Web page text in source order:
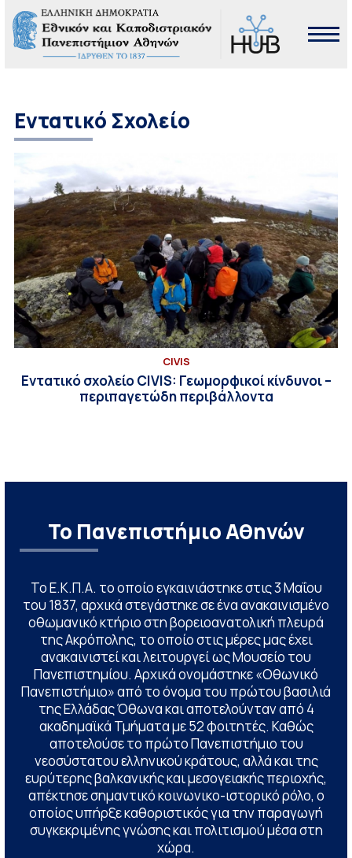
Εντατικό Σχολείο
CIVIS
Εντατικό σχολείο CIVIS: Γεωμορφικοί κίνδυνοι –
περιπαγετώδη περιβάλλοντα
Το Πανεπιστήμιο Αθηνών
Το Ε.Κ.Π.Α. το οποίο εγκαινιάστηκε στις 3 Μαΐου
του 1837, αρχικά στεγάστηκε σε ένα ανακαινισμένο
οθωμανικό κτήριο στη βορειοανατολική πλευρά
της Ακρόπολης, το οποίο στις μέρες μας έχει
ανακαινιστεί και λειτουργεί ως Μουσείο του
Πανεπιστημίου. Αρχικά ονομάστηκε «Οθωνικό
Πανεπιστήμιο» από το όνομα του πρώτου βασιλιά
της Ελλάδας Όθωνα και αποτελούνταν από 4
ακαδημαϊκά Τμήματα με 52 φοιτητές. Καθώς
αποτελούσε το πρώτο Πανεπιστήμιο του
νεοσύστατου ελληνικού κράτους, αλλά και της
ευρύτερης βαλκανικής και μεσογειακής περιοχής,
απέκτησε σημαντικό κοινωνικο-ιστορικό ρόλο, ο
οποίος υπήρξε καθοριστικός για την παραγωγή
συγκεκριμένης γνώσης και πολιτισμού μέσα στη
χώρα.